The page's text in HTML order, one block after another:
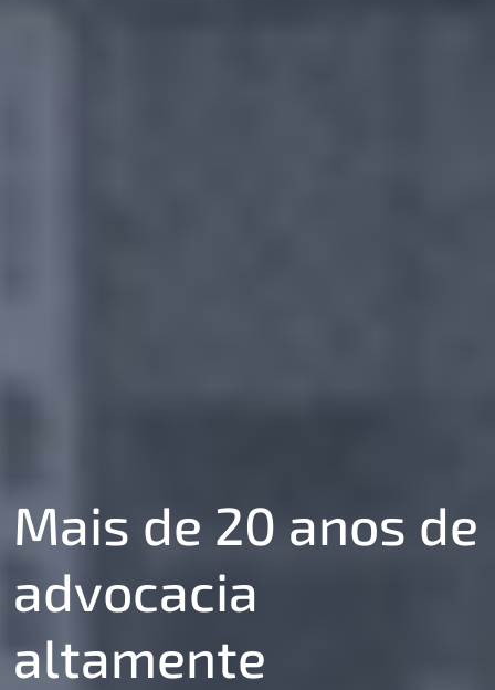
Mais de 20 anos de
advocacia
altamente